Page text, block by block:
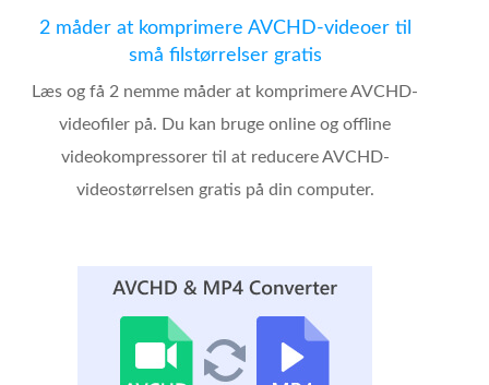
2 måder at komprimere AVCHD-videoer til
små filstørrelser gratis
Læs og få 2 nemme måder at komprimere AVCHD-
videofiler på. Du kan bruge online og offline
videokompressorer til at reducere AVCHD-
videostørrelsen gratis på din computer.